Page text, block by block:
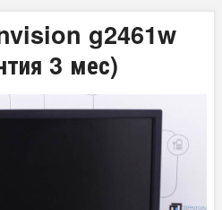
g2461w
3 мес)